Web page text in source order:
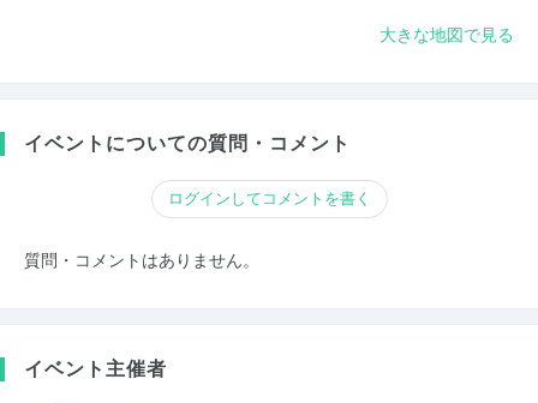
大きな地図で見る
イベントについての質問・コメント
ログインしてコメントを書く
質問・コメントはありません。
イベント主催者